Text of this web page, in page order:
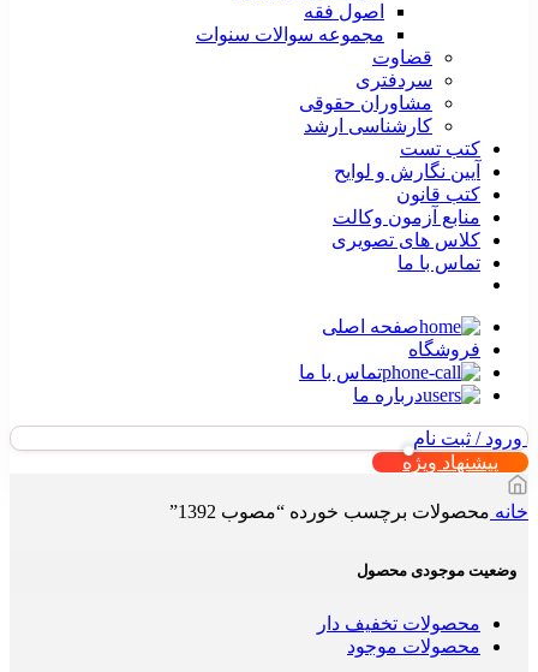
اصول فقه
مجموعه سوالات سنوات
قضاوت
سردفتری
مشاوران حقوقی
کارشناسی ارشد
کتب تست
آیین نگارش و لوایح
کتب قانون
منابع آزمون وکالت
کلاس های تصویری
تماس با ما
صفحه اصلی
فروشگاه
تماس با ما
درباره ما
ورود / ثبت نام
پیشنهاد ویژه
خانه محصولات برچسب خورده “مصوب 1392”
وضعیت موجودی محصول
محصولات تخفیف دار
محصولات موجود